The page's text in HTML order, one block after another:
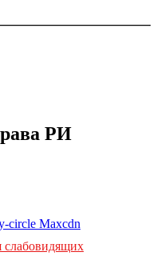
РИ
circle Maxcdn
слабовидящих